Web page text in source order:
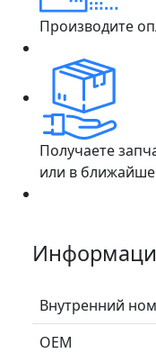
Производите
Получаете
или в
Внутренний
ОЕМ